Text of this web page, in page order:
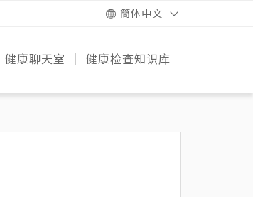
簡体中文
健康聊天室
快速健康检测
预防疾病知识+
健康饮食策略
健康动起来
遗传风险必知
健康检查知识库
健检知识